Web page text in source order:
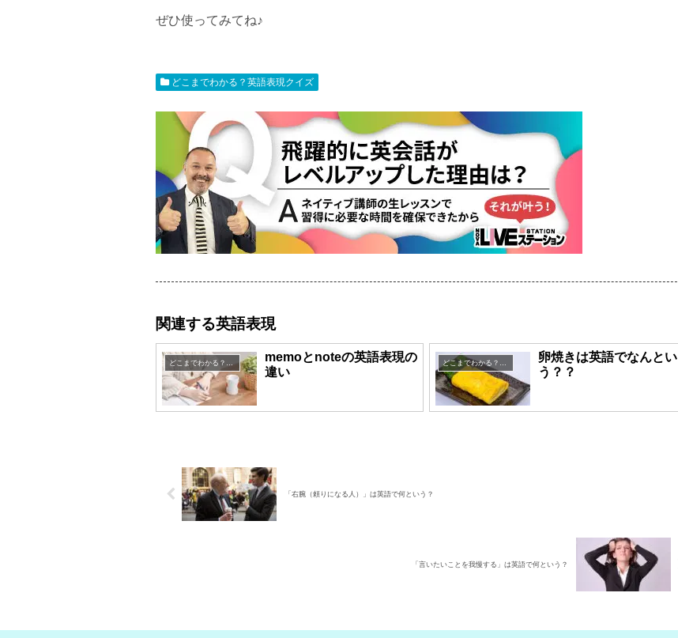
ぜひ使ってみてね♪
どこまでわかる？英語表現クイズ
関連する英語表現
memoとnoteの英語表現の
違い
卵焼きは英語でなんとい
う？？
「右腕（頼りになる人）」は英語で何という？
「言いたいことを我慢する」は英語で何という？